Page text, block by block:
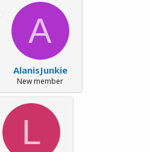
A
AlanisJunkie
New member
L